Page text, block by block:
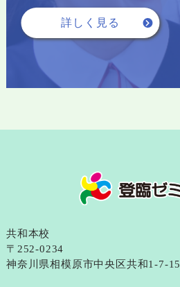
詳しく見る
共和本校
〒252-0234
神奈川県相模原市中央区共和1-7-15